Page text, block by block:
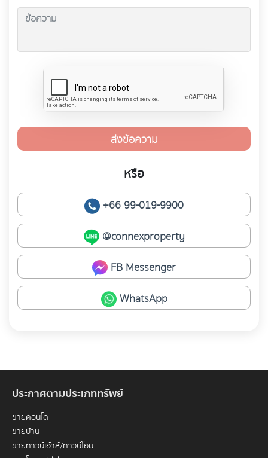
ส่งข้อความ
หรือ
+66 99-019-9900
@connexproperty
FB Messenger
WhatsApp
ประกาศตามประเภททรัพย์
ขายคอนโด
ขายบ้าน
ขายทาวน์เฮ้าส์/ทาวน์โฮม